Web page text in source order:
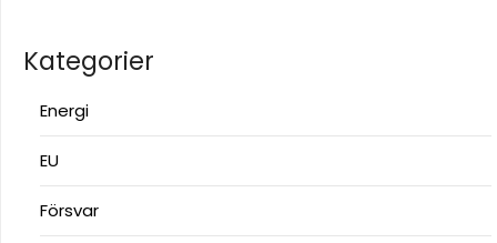
Kategorier
Energi
EU
Försvar